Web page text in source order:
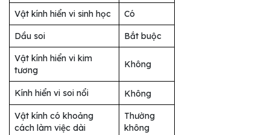
Vật kính hiển vi sinh học
Có
Dầu soi Bắt buộc
Vật kính hiển vi kim
tương
Không
Kính hiển vi soi nổi Không
Vật kính có khoảng
cách làm việc dài
Thường
không